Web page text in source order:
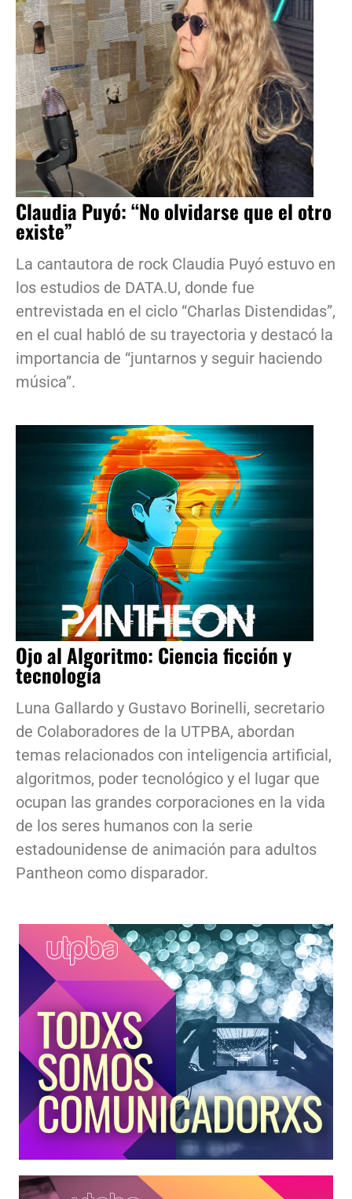
Claudia Puyó: “No olvidarse que el otro
existe”
La cantautora de rock Claudia Puyó estuvo en
los estudios de DATA.U, donde fue
entrevistada en el ciclo “Charlas Distendidas”,
en el cual habló de su trayectoria y destacó la
importancia de “juntarnos y seguir haciendo
música”.
Ojo al Algoritmo: Ciencia ficción y
tecnología
Luna Gallardo y Gustavo Borinelli, secretario
de Colaboradores de la UTPBA, abordan
temas relacionados con inteligencia artificial,
algoritmos, poder tecnológico y el lugar que
ocupan las grandes corporaciones en la vida
de los seres humanos con la serie
estadounidense de animación para adultos
Pantheon como disparador.